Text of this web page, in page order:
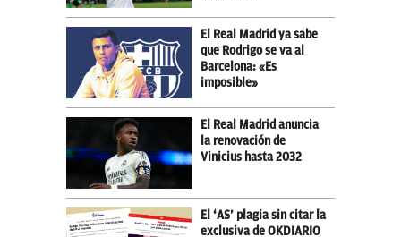
El Real Madrid ya sabe
que Rodrigo se va al
Barcelona: «Es
imposible»
El Real Madrid anuncia
la renovación de
Vinicius hasta 2032
El ‘AS’ plagia sin citar la
exclusiva de OKDIARIO